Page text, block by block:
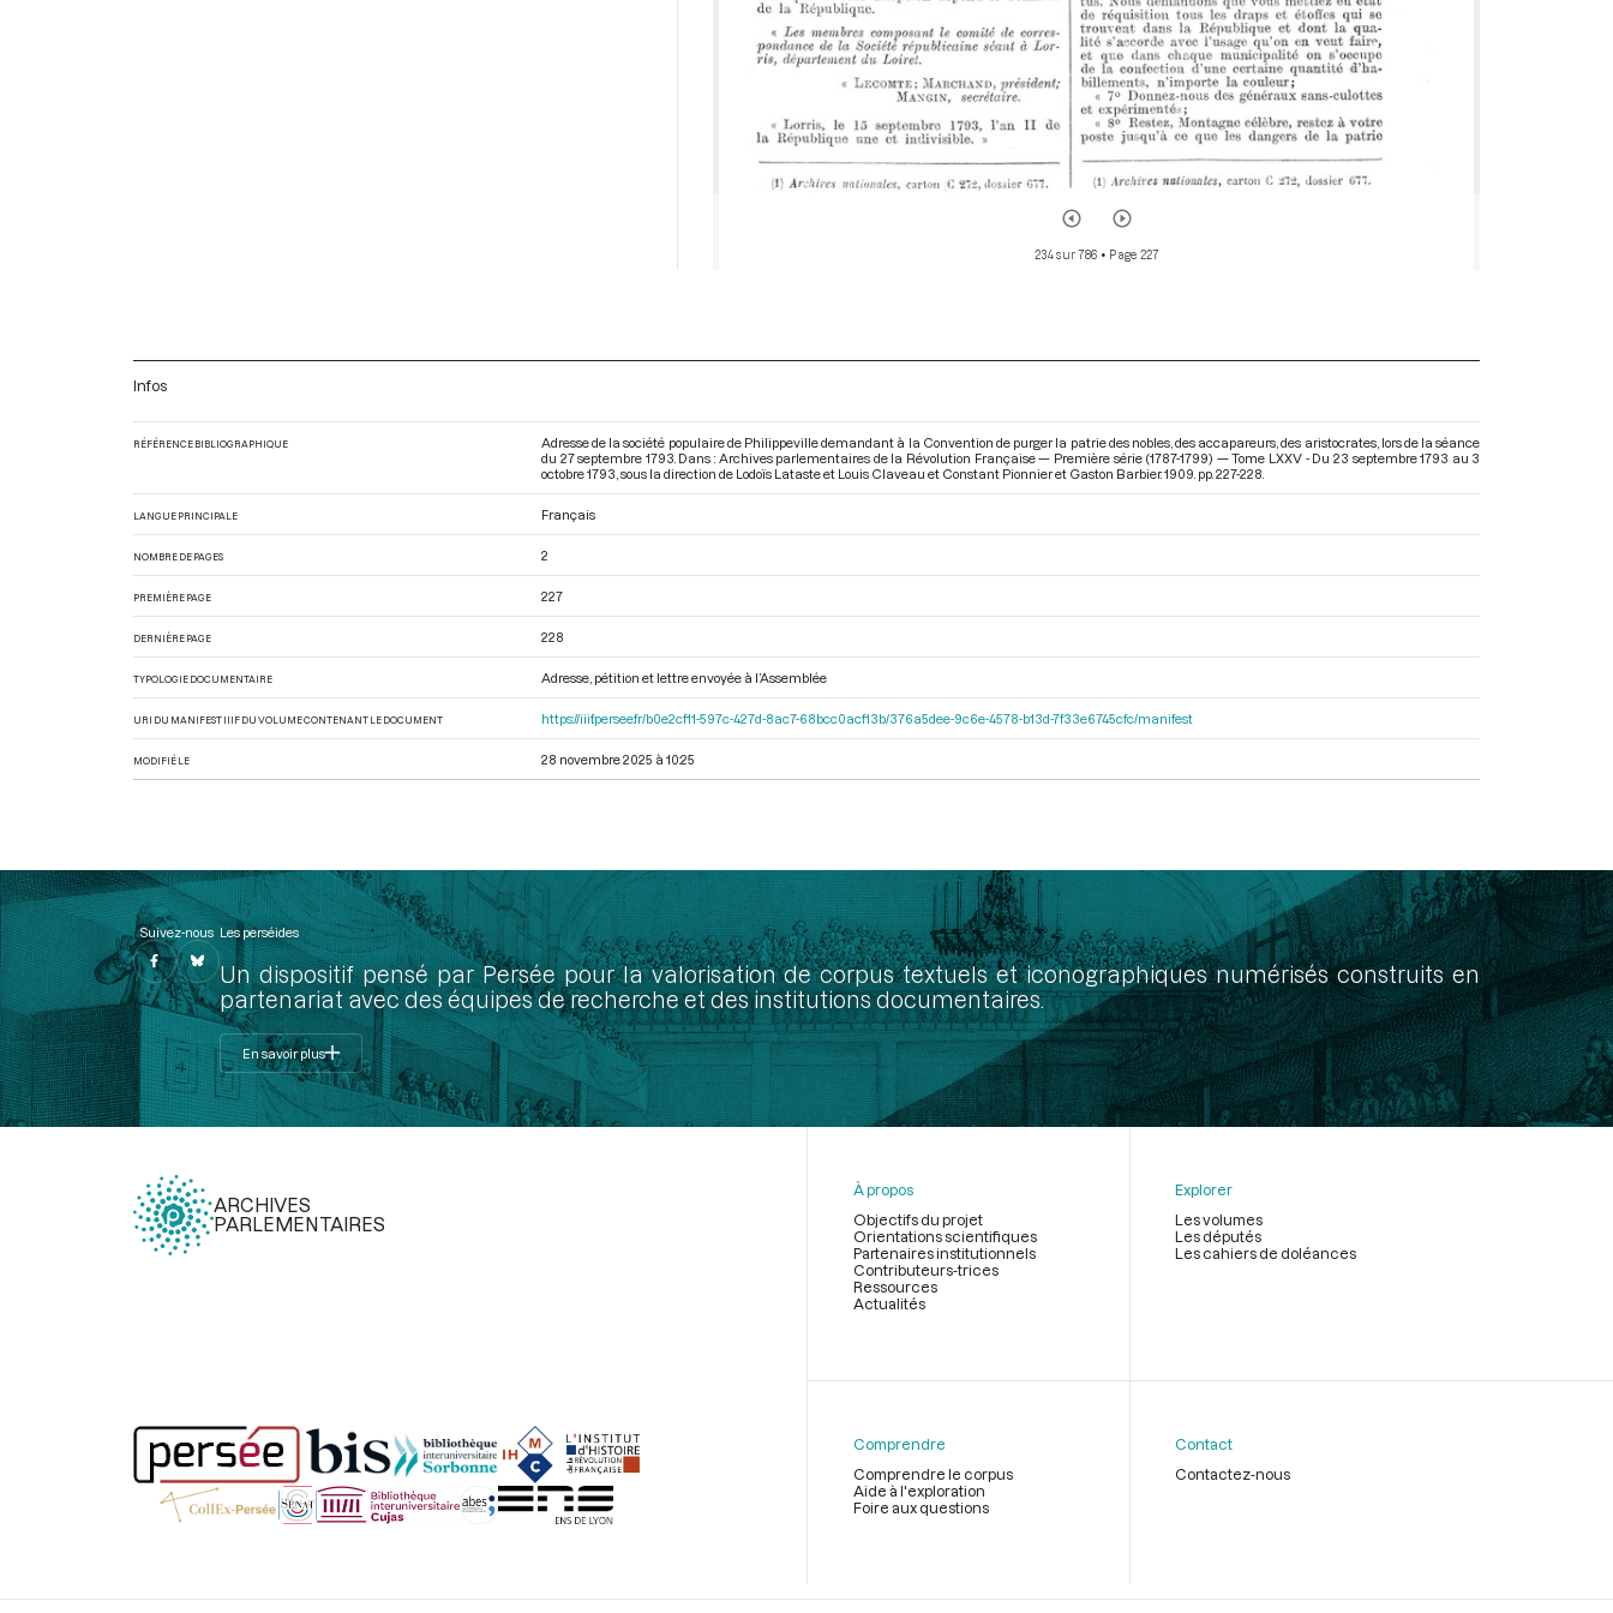
234 sur 786 • Page 227
Infos
RÉFÉRENCE BIBLIOGRAPHIQUE
Adresse de la société populaire de Philippeville demandant à la Convention de purger la patrie des nobles, des accapareurs, des aristocrates, lors de la séance
du 27 septembre 1793. Dans : Archives parlementaires de la Révolution Française — Première série (1787-1799) — Tome LXXV - Du 23 septembre 1793 au 3
octobre 1793 , sous la direction de Lodoïs Lataste et Louis Claveau et Constant Pionnier et Gaston Barbier. 1909. pp. 227-228.
LANGUE PRINCIPALE Français
NOMBRE DE PAGES 2
PREMIÈRE PAGE 227
DERNIÈRE PAGE 228
TYPOLOGIE DOCUMENTAIRE Adresse, pétition et lettre envoyée à l’Assemblée
URI DU MANIFEST IIIF DU VOLUME CONTENANT LE DOCUMENT https://iiif.persee.fr/b0e2cf11-597c-427d-8ac7-68bcc0acf13b/376a5dee-9c6e-4578-b13d-7f33e6745cfc/manifest
MODIFIÉ LE 28 novembre 2025 à 10:25
Suivez-nous Les perséides
Un dispositif pensé par Persée pour la valorisation de corpus textuels et iconographiques numérisés construits en
partenariat avec des équipes de recherche et des institutions documentaires.
En savoir plus
ARCHIVES
PARLEMENTAIRES
page
À propos
Objectifs du projet
Orientations scientifiques
Partenaires institutionnels
Contributeurs-trices
Ressources
Actualités
Explorer
Les volumes
Les députés
Les cahiers de doléances
Comprendre
Comprendre le corpus
Aide à l'exploration
Foire aux questions
Contact
Contactez-nous
Légal